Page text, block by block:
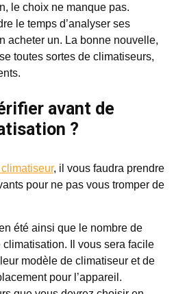
le choix ne manque pas.
le temps d’analyser ses
acheter un. La bonne nouvelle,
toutes sortes de climatiseurs,
avant de
?
, il vous faudra prendre
pour ne pas vous tromper de
été ainsi que le nombre de
Il vous sera facile
modèle de climatiseur et de
pour l’appareil.